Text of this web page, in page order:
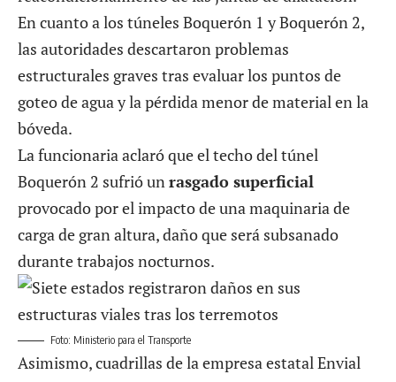
En cuanto a los túneles Boquerón 1 y Boquerón 2,
las autoridades descartaron problemas
estructurales graves tras evaluar los puntos de
goteo de agua y la pérdida menor de material en la
bóveda.
La funcionaria aclaró que el techo del túnel
Boquerón 2 sufrió un rasgado superficial
provocado por el impacto de una maquinaria de
carga de gran altura, daño que será subsanado
durante trabajos nocturnos.
Foto: Ministerio para el Transporte
Asimismo, cuadrillas de la empresa estatal Envial